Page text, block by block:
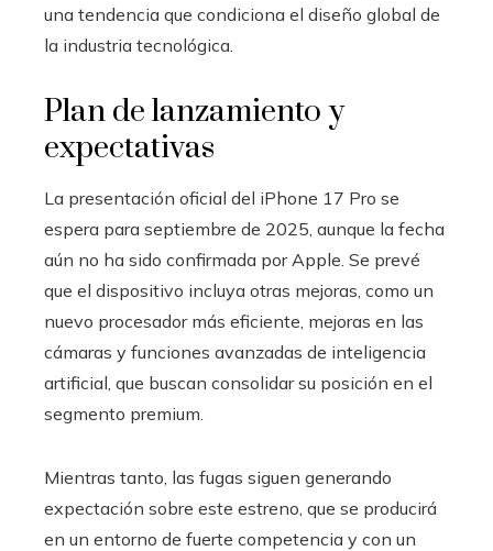
una tendencia que condiciona el diseño global de
la industria tecnológica.
Plan de lanzamiento y
expectativas
La presentación oficial del iPhone 17 Pro se
espera para septiembre de 2025, aunque la fecha
aún no ha sido confirmada por Apple. Se prevé
que el dispositivo incluya otras mejoras, como un
nuevo procesador más eficiente, mejoras en las
cámaras y funciones avanzadas de inteligencia
artificial, que buscan consolidar su posición en el
segmento premium.
Mientras tanto, las fugas siguen generando
expectación sobre este estreno, que se producirá
en un entorno de fuerte competencia y con un